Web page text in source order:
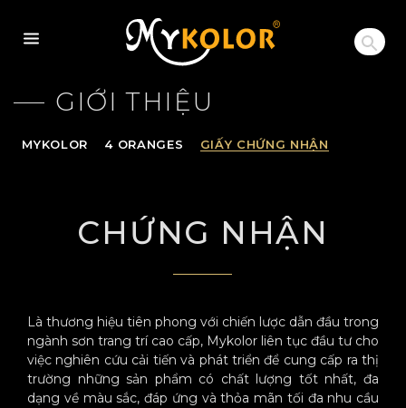
MYKOLOR
GIỚI THIỆU
MYKOLOR 4 ORANGES GIẤY CHỨNG NHẬN
CHỨNG NHẬN
Là thương hiệu tiên phong với chiến lược dẫn đầu trong
ngành sơn trang trí cao cấp, Mykolor liên tục đầu tư cho
việc nghiên cứu cải tiến và phát triển để cung cấp ra thị
trường những sản phẩm có chất lượng tốt nhất, đa
dạng về màu sắc, đáp ứng và thỏa mãn tối đa nhu cầu